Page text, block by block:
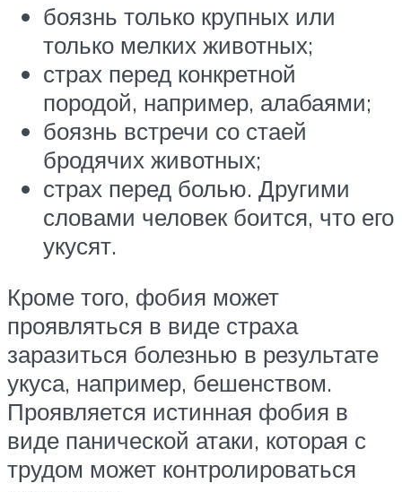
боязнь только крупных или
только мелких животных;
страх перед конкретной
породой, например, алабаями;
боязнь встречи со стаей
бродячих животных;
страх перед болью. Другими
словами человек боится, что его
укусят.
Кроме того, фобия может
проявляться в виде страха
заразиться болезнью в результате
укуса, например, бешенством.
Проявляется истинная фобия в
виде панической атаки, которая с
трудом может контролироваться